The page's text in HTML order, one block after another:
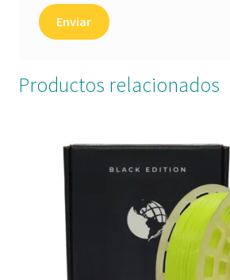
Productos relacionados